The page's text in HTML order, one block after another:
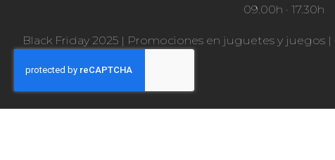
09.00h · 17.30h
Black Friday 2025 | Promociones en juguetes y juegos |